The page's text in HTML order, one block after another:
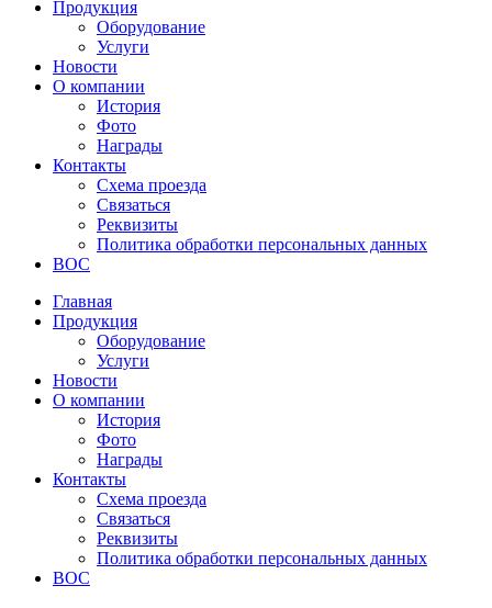
Продукция
Оборудование
Услуги
Новости
О компании
История
Фото
Награды
Контакты
Схема проезда
Связаться
Реквизиты
Политика обработки персональных данных
ВОС
Главная
Продукция
Оборудование
Услуги
Новости
О компании
История
Фото
Награды
Контакты
Схема проезда
Связаться
Реквизиты
Политика обработки персональных данных
ВОС